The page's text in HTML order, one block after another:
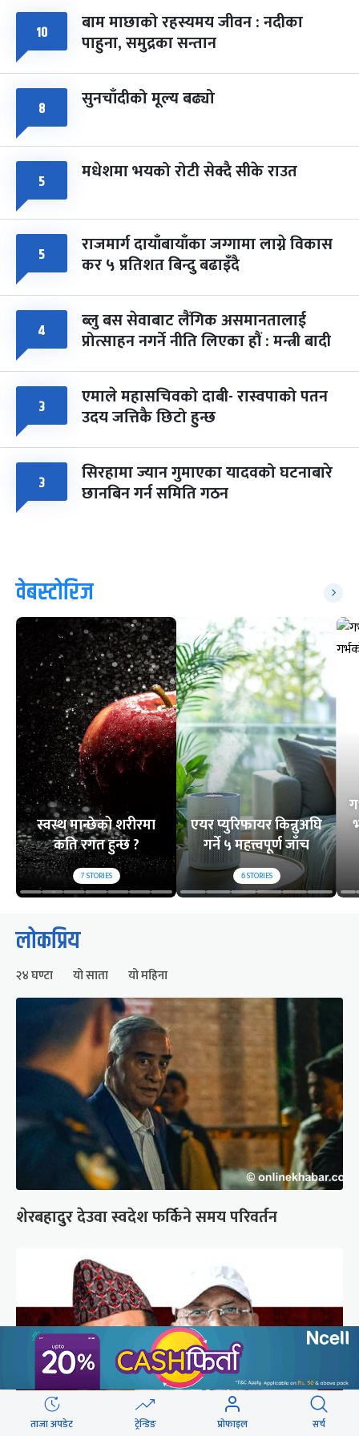
८ फागुपूर्णिमा
चैत्र ८, २०८३-Mar 22, 2027
७ महिना बाँकी
१० बाम माछाको रहस्यमय जीवन : नदीका
पाहुना, समुद्रका सन्तान
८ सुनचाँदीको मूल्य बढ्यो
५ मधेशमा भयको रोटी सेक्दै सीके राउत
५ राजमार्ग दायाँबायाँका जग्गामा लाग्ने विकास
कर ५ प्रतिशत बिन्दु बढाइँदै
४ ब्लु बस सेवाबाट लैंगिक असमानतालाई
प्रोत्साहन नगर्ने नीति लिएका हौं : मन्त्री बादी
३ एमाले महासचिवको दाबी- रास्वपाको पतन
उदय जत्तिकै छिटो हुन्छ
३ सिरहामा ज्यान गुमाएका यादवको घटनाबारे
छानबिन गर्न समिति गठन
वेबस्टोरिज
स्वस्थ मान्छेको शरीरमा
कति रगत हुन्छ ?
7STORIES
एयर प्युरिफायर किन्नुअघि
गर्ने ५ महत्त्वपूर्ण जाँच
6STORIES
लोकप्रिय
२४ घण्टा यो साता यो महिना
शेरबहादुर देउवा स्वदेश फर्किने समय परिवर्तन
ताजा अपडेट ट्रेन्डिङ प्रोफाइल सर्च